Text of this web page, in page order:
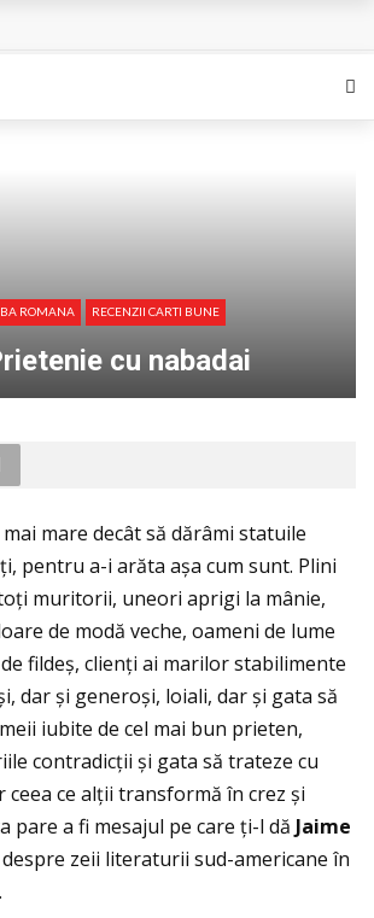
interzisa din Pristina
ROMANA RECENZII CARTI BUNE
cu nabadai
mare decât să dărâmi statuile
pentru a-i arăta așa cum sunt. Plini
muritorii, uneori aprigi la mânie,
de modă veche, oameni de lume
fildeș, clienţi ai marilor stabilimente
dar și generoși, loiali, dar și gata să
iubite de cel mai bun prieten,
contradicţii și gata să trateze cu
ce alţii transformă în crez și
pare a fi mesajul pe care ţi-l dă Jaime
zeii literaturii sud-americane în
.